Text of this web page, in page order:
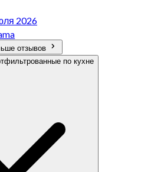
2026
отзывов
по кухне